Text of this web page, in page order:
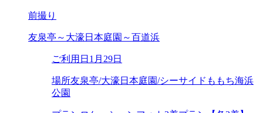
前撮り
友泉亭～大濠日本庭園～百道浜
ご利用日 1月29日
場所友泉亭/大濠日本庭園/シーサイドももち海浜
公園